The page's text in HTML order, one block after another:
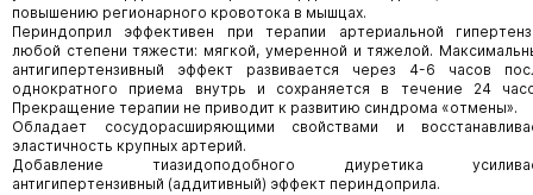
повышению регионарного кровотока в мышцах.
Периндоприл эффективен при терапии артериальной
любой степени тяжести: мягкой, умеренной и тяжелой.
антигипертензивный эффект развивается через 4-6 часов
однократного приема внутрь и сохраняется в течение 24
Прекращение терапии не приводит к развитию синдрома «отмены».
Обладает сосудорасширяющими свойствами и
эластичность крупных артерий.
Добавление тиазидоподобного диуретика
антигипертензивный (аддитивный) эффект периндоприла.